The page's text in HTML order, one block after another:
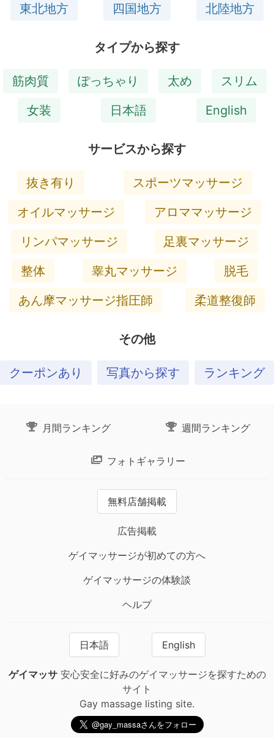
東北地方
四国地方 北陸地方
タイプから探す
筋肉質 ぽっちゃり 太め
スリム
女装
日本語 English
サービスから探す
抜き有り
スポーツマッサージ
オイルマッサージ
アロママッサージ
リンパマッサージ
足裏マッサージ
整体
睾丸マッサージ
脱毛
あん摩マッサージ指圧師
柔道整復師
その他
クーポンあり 写真から探す ランキング
月間ランキング 週間ランキング
フォトギャラリー
無料店舗掲載
広告掲載
ゲイマッサージが初めての方へ
ゲイマッサージの体験談
ヘルプ
日本語 English
ゲイマッサ安心安全に好みのゲイマッサージを探すための
サイト
Gay massage listing site.